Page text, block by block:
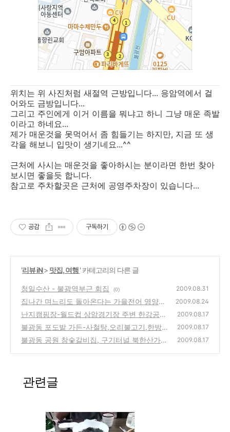
위치는 위 사진처럼 새절역 근방입니다... 응암역에서 걸
어와도 금방입니다...
그리고 주인에게 이거 이름을 뭐냐고 하니 그냥 매운 족발
이라고 하네요...
제가 매운것을 못먹어서 좀 힘들기는 하지만, 지금 또 생
각을 해보니 입맛이 생기네요...^^
근처에 사시는 매운것을 좋아하시는 분이라면 한번 찾아
보시면 좋을듯 합니다.
참고로 주차할곳은 근처에 공영주차장이 있습니다...
공감 구독하기
'리뷰 iN> 맛집, 여행' 카테고리의 다른 글
청일수산 - 불광역부근 회집 (0) 2009.08.31
집나간 며느리도 돌아온다는 가을전어 영양가
(0)
2009.08.24
난지캠핑장-월드컵 상암경기장 주변 한강공원
내 고기를 구워먹고 캠핑을 할수 있는곳
(0)
2009.08.17
불광동 포도밭 가든-사철탕,오리불고기,한방
백숙 등을 판매하는 북한산계곡의 음식점
(2)
2009.08.17
불광동 공원 참숯갈비집, 구기터널 북한산가는
2009.08.17
관련글